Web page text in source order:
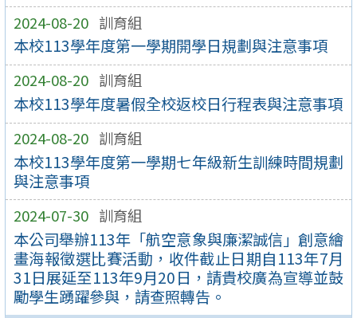
2024-08-20 訓育組
本校113學年度第一學期開學日規劃與注意事項
2024-08-20 訓育組
本校113學年度暑假全校返校日行程表與注意事項
2024-08-20 訓育組
本校113學年度第一學期七年級新生訓練時間規劃
與注意事項
2024-07-30 訓育組
本公司舉辦113年「航空意象與廉潔誠信」創意繪
畫海報徵選比賽活動，收件截止日期自113年7月
31日展延至113年9月20日，請貴校廣為宣導並鼓
勵學生踴躍參與，請查照轉告。